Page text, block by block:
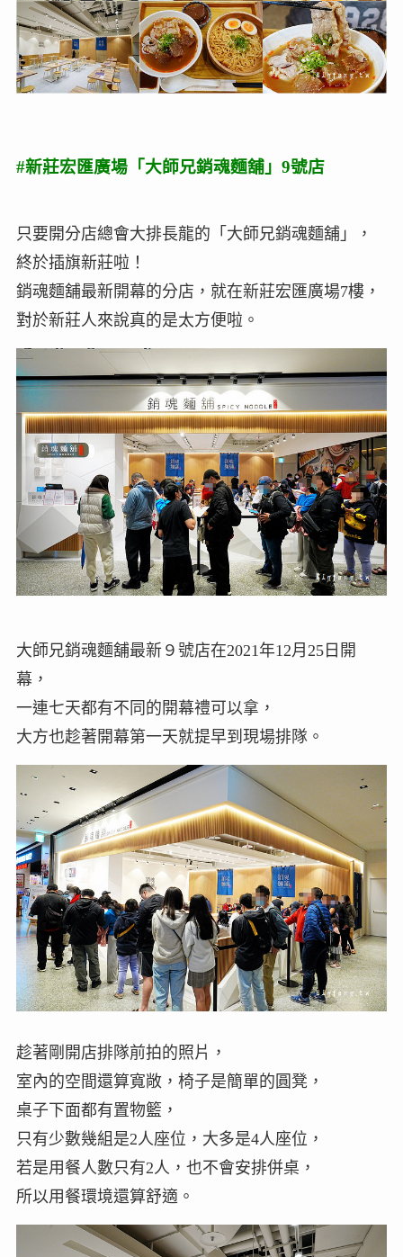
#新莊宏匯廣場「大師兄銷魂麵舖」9號店
只要開分店總會大排長龍的「大師兄銷魂麵舖」，
終於插旗新莊啦！
銷魂麵舖最新開幕的分店，就在新莊宏匯廣場7樓，
對於新莊人來說真的是太方便啦。
大師兄銷魂麵舖最新９號店在2021年12月25日開
幕，
一連七天都有不同的開幕禮可以拿，
大方也趁著開幕第一天就提早到現場排隊。
趁著剛開店排隊前拍的照片，
室內的空間還算寬敞，椅子是簡單的圓凳，
桌子下面都有置物籃，
只有少數幾組是2人座位，大多是4人座位，
若是用餐人數只有2人，也不會安排併桌，
所以用餐環境還算舒適。